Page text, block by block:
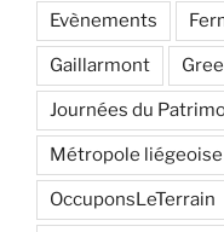
Evènements
Gaillarmont
Journées du
Métropole liégeoise
OccuponsLeTerrain